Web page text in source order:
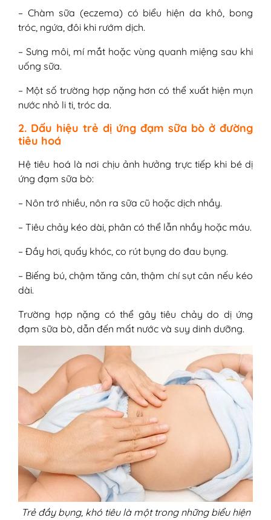
– Chàm sữa (eczema) có biểu hiện da khô, bong
tróc, ngứa, đôi khi rướm dịch.
– Sưng môi, mí mắt hoặc vùng quanh miệng sau khi
uống sữa.
– Một số trường hợp nặng hơn có thể xuất hiện mụn
nước nhỏ li ti, tróc da.
2. Dấu hiệu trẻ dị ứng đạm sữa bò ở đường
tiêu hoá
Hệ tiêu hoá là nơi chịu ảnh hưởng trực tiếp khi bé dị
ứng đạm sữa bò:
– Nôn trớ nhiều, nôn ra sữa cũ hoặc dịch nhầy.
– Tiêu chảy kéo dài, phân có thể lẫn nhầy hoặc máu.
– Đầy hơi, quấy khóc, co rút bụng do đau bụng.
– Biếng bú, chậm tăng cân, thậm chí sụt cân nếu kéo
dài.
Trường hợp nặng có thể gây tiêu chảy do dị ứng
đạm sữa bò, dẫn đến mất nước và suy dinh dưỡng.
Trẻ đầy bụng, khó tiêu là một trong những biểu hiện